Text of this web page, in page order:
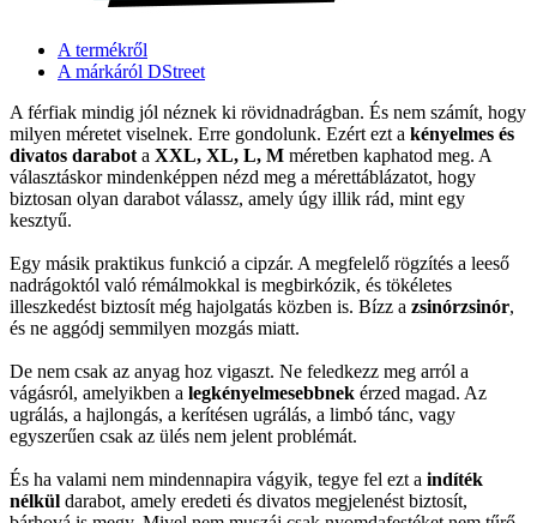
A termékről
A márkáról DStreet
A férfiak mindig jól néznek ki rövidnadrágban. És nem számít, hogy
milyen méretet viselnek. Erre gondolunk. Ezért ezt a kényelmes és
divatos darabot a XXL, XL, L, M méretben kaphatod meg. A
választáskor mindenképpen nézd meg a mérettáblázatot, hogy
biztosan olyan darabot válassz, amely úgy illik rád, mint egy
kesztyű.
Egy másik praktikus funkció a cipzár. A megfelelő rögzítés a leeső
nadrágoktól való rémálmokkal is megbirkózik, és tökéletes
illeszkedést biztosít még hajolgatás közben is. Bízz a zsinórzsinór,
és ne aggódj semmilyen mozgás miatt.
De nem csak az anyag hoz vigaszt. Ne feledkezz meg arról a
vágásról, amelyikben a legkényelmesebbnek érzed magad. Az
ugrálás, a hajlongás, a kerítésen ugrálás, a limbó tánc, vagy
egyszerűen csak az ülés nem jelent problémát.
És ha valami nem mindennapira vágyik, tegye fel ezt a indíték
nélkül darabot, amely eredeti és divatos megjelenést biztosít,